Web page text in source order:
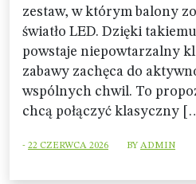
zestaw, w którym balony
światło LED. Dzięki
powstaje niepowtarzalny
zabawy zachęca do
wspólnych chwil. To
chcą połączyć klasyczny
- 22 CZERWCA 2026 BYADMIN